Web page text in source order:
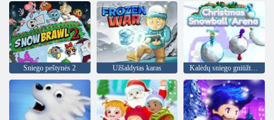
Sniego peštynės 2 Užšaldytas karas Kalėdų sniego gniūžtės arena